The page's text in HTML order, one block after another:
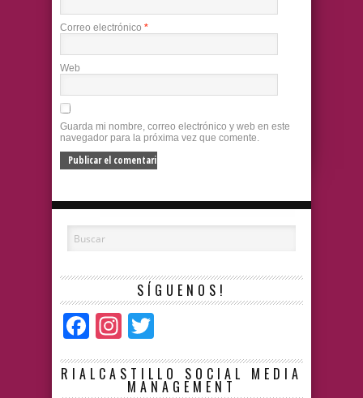
Correo electrónico *
Web
Guarda mi nombre, correo electrónico y web en este
navegador para la próxima vez que comente.
SÍGUENOS!
Facebook
Instagram
RIALCASTILLO SOCIAL MEDIA
MANAGEMENT